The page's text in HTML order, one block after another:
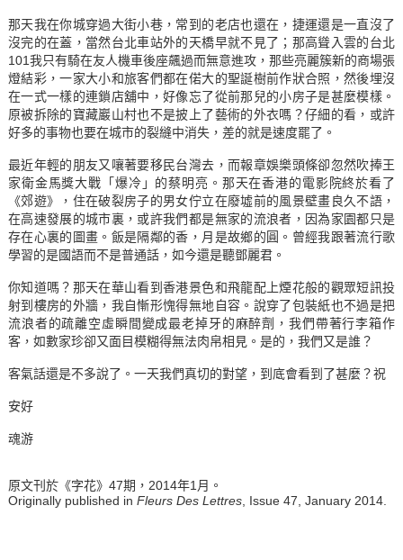
那天我在你城穿過大街小巷，常到的老店也還在，捷運還是一直沒了
沒完的在蓋，當然台北車站外的天橋早就不見了；那高聳入雲的台北
101我只有騎在友人機車後座飆過而無意進攻，那些亮麗簇新的商場張
燈結彩，一家大小和旅客們都在偌大的聖誕樹前作狀合照，然後埋沒
在一式一樣的連鎖店舖中，好像忘了從前那兒的小房子是甚麼模樣。
原被拆除的寶藏巖山村也不是披上了藝術的外衣嗎？仔細的看，或許
好多的事物也要在城市的裂縫中消失，差的就是速度罷了。
最近年輕的朋友又嚷著要移民台灣去，而報章娛樂頭條卻忽然吹捧王
家衛金馬獎大戰「爆冷」的蔡明亮。那天在香港的電影院終於看了
《郊遊》，住在破裂房子的男女佇立在廢墟前的風景壁畫良久不語，
在高速發展的城市裏，或許我們都是無家的流浪者，因為家園都只是
存在心裏的圖畫。飯是隔鄰的香，月是故鄉的圓。曾經我跟著流行歌
學習的是國語而不是普通話，如今還是聽鄧麗君。
你知道嗎？那天在華山看到香港景色和飛龍配上煙花般的觀眾短訊投
射到樓房的外牆，我自慚形愧得無地自容。說穿了包裝紙也不過是把
流浪者的疏離空虛瞬間變成最老掉牙的麻醉劑，我們帶著行李箱作
客，如數家珍卻又面目模糊得無法肉帛相見。是的，我們又是誰？
客氣話還是不多說了。一天我們真切的對望，到底會看到了甚麼？祝
安好
魂游
原文刊於《字花》47期，2014年1月。
Originally published in Fleurs Des Lettres, Issue 47, January 2014.